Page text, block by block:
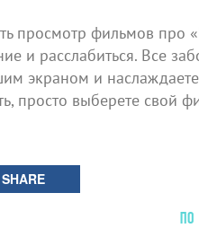
просмотр фильмов про
и расслабиться. Все
экраном и
просто выберете свой
SHARE
ПО